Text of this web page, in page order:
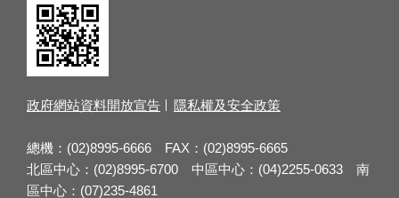
政府網站資料開放宣告 隱私權及安全政策
總機：(02)8995-6666 FAX：(02)8995-6665
北區中心：(02)8995-6700 中區中心：(04)2255-0633 南
區中心：(07)235-4861